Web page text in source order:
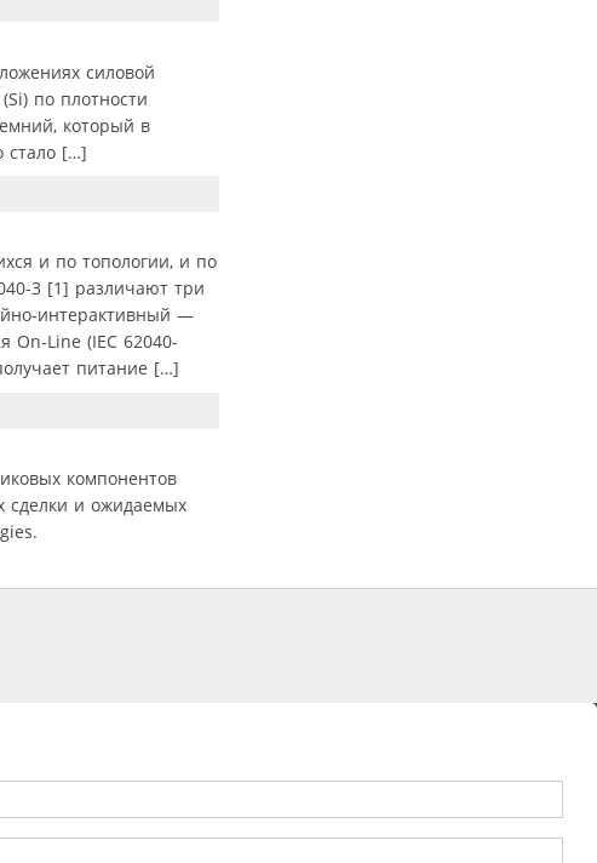
силовой
по плотности
который в
стало […]
и по топологии, и по
3 [1] различают три
интерактивный —
On-Line (IEC 62040-
питание […]
компонентов
сделки и ожидаемых